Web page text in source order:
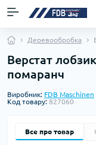
Деревообробка
Верстат
помаранч
Виробник: FDB Maschinen
Код товару: 827060
Все про товар